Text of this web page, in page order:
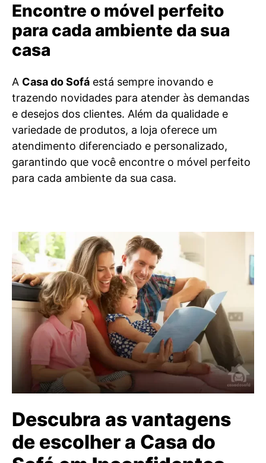
Encontre o móvel perfeito
para cada ambiente da sua
casa
A Casa do Sofá está sempre inovando e
trazendo novidades para atender às demandas
e desejos dos clientes. Além da qualidade e
variedade de produtos, a loja oferece um
atendimento diferenciado e personalizado,
garantindo que você encontre o móvel perfeito
para cada ambiente da sua casa.
Descubra as vantagens
de escolher a Casa do